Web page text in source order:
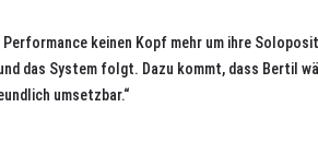
keinen Kopf mehr um ihre
das System folgt. Dazu kommt, dass
umsetzbar.“